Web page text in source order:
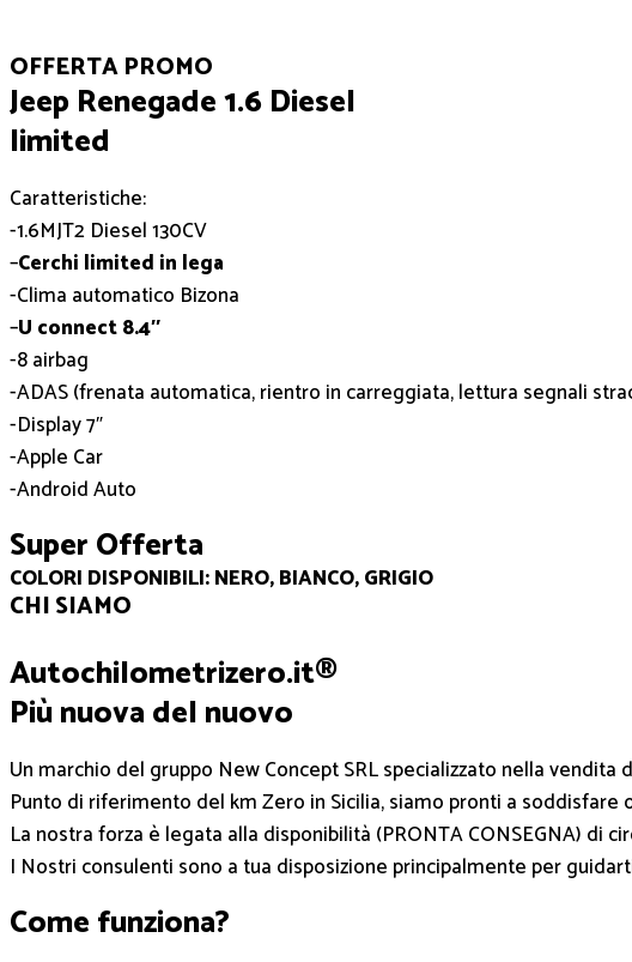
OFFERTA PROMO
Jeep Renegade 1.6 Diesel
limited
Caratteristiche:
-1.6MJT2 Diesel 130CV
–Cerchi limited in lega
-Clima automatico Bizona
–U connect 8.4″
-8 airbag
-ADAS (frenata automatica, rientro in carreggiata, lettura segnali
-Display 7″
-Apple Car
-Android Auto
Super Offerta
COLORI DISPONIBILI: NERO, BIANCO, GRIGIO
CHI SIAMO
Autochilometrizero.it®
Più nuova del nuovo
Un marchio del gruppo New Concept SRL specializzato nella vendita
Punto di riferimento del km Zero in Sicilia, siamo pronti a
La nostra forza è legata alla disponibilità (PRONTA CONSEGNA) di
I Nostri consulenti sono a tua disposizione principalmente per
Come funziona?